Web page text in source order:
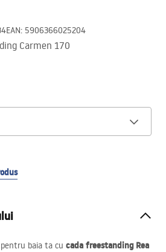
EAN: 5906366025204
Carmen 170
baia ta cu cada freestanding Rea